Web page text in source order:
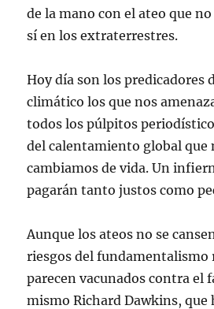
de la mano con el ateo que
sí en los extraterrestres.
Hoy día son los predicadores
climático los que nos
todos los púlpitos
del calentamiento global que
cambiamos de vida. Un
pagarán tanto justos como
Aunque los ateos no se
riesgos del fundamentalismo
parecen vacunados contra el
mismo Richard Dawkins,